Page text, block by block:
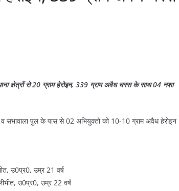
क्षेत्रों से 20 ग्राम हेरोइन, 339 ग्राम अवैध चरस के साथ 04 नशा
सभावाला पुल के पास से 02 अभियुक्तो को 10-10 ग्राम अवैध हेरोइन
उ0प्र0, उम्र 21 वर्ष
उ0प्र0, उम्र 22 वर्ष